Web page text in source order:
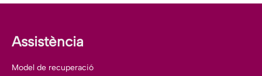
Assistència
Model de recuperació